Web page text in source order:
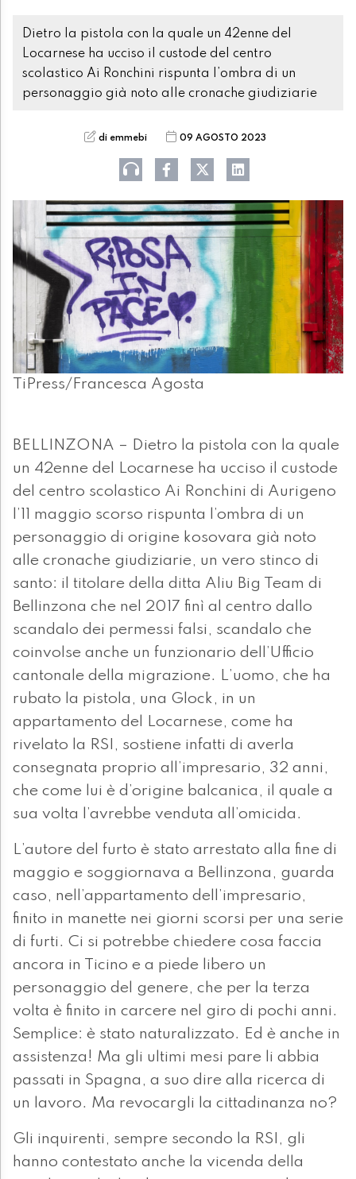
Dietro la pistola con la quale un 42enne del
Locarnese ha ucciso il custode del centro
scolastico Ai Ronchini rispunta l’ombra di un
personaggio già noto alle cronache giudiziarie
di emmebi 09 AGOSTO 2023
TiPress/Francesca Agosta
BELLINZONA – Dietro la pistola con la quale
un 42enne del Locarnese ha ucciso il custode
del centro scolastico Ai Ronchini di Aurigeno
l’11 maggio scorso rispunta l’ombra di un
personaggio di origine kosovara già noto
alle cronache giudiziarie, un vero stinco di
santo: il titolare della ditta Aliu Big Team di
Bellinzona che nel 2017 finì al centro dallo
scandalo dei permessi falsi, scandalo che
coinvolse anche un funzionario dell’Ufficio
cantonale della migrazione. L’uomo, che ha
rubato la pistola, una Glock, in un
appartamento del Locarnese, come ha
rivelato la RSI, sostiene infatti di averla
consegnata proprio all’impresario, 32 anni,
che come lui è d’origine balcanica, il quale a
sua volta l’avrebbe venduta all’omicida.
L’autore del furto è stato arrestato alla fine di
maggio e soggiornava a Bellinzona, guarda
caso, nell’appartamento dell’impresario,
finito in manette nei giorni scorsi per una serie
di furti. Ci si potrebbe chiedere cosa faccia
ancora in Ticino e a piede libero un
personaggio del genere, che per la terza
volta è finito in carcere nel giro di pochi anni.
Semplice: è stato naturalizzato. Ed è anche in
assistenza! Ma gli ultimi mesi pare li abbia
passati in Spagna, a suo dire alla ricerca di
un lavoro. Ma revocargli la cittadinanza no?
Gli inquirenti, sempre secondo la RSI, gli
hanno contestato anche la vicenda della